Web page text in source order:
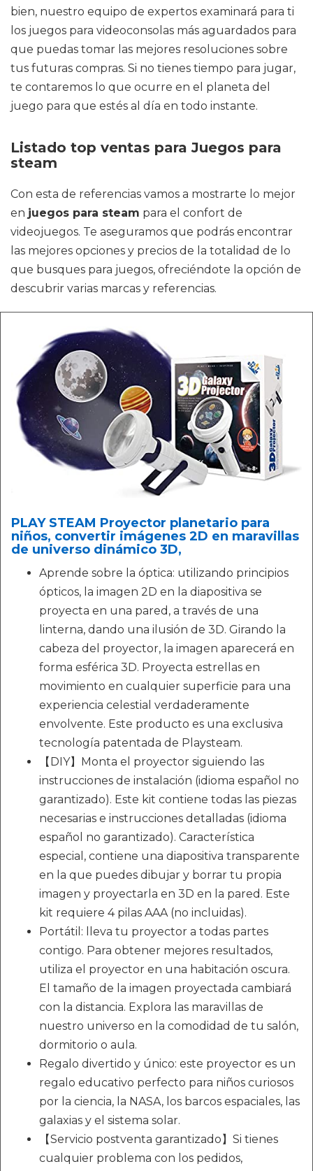
bien, nuestro equipo de expertos examinará para ti
los juegos para videoconsolas más aguardados para
que puedas tomar las mejores resoluciones sobre
tus futuras compras. Si no tienes tiempo para jugar,
te contaremos lo que ocurre en el planeta del
juego para que estés al día en todo instante.
Listado top ventas para Juegos para
steam
Con esta de referencias vamos a mostrarte lo mejor
en juegos para steam para el confort de
videojuegos. Te aseguramos que podrás encontrar
las mejores opciones y precios de la totalidad de lo
que busques para juegos, ofreciéndote la opción de
descubrir varias marcas y referencias.
PLAY STEAM Proyector planetario para
niños, convertir imágenes 2D en maravillas
de universo dinámico 3D,
Aprende sobre la óptica: utilizando principios
ópticos, la imagen 2D en la diapositiva se
proyecta en una pared, a través de una
linterna, dando una ilusión de 3D. Girando la
cabeza del proyector, la imagen aparecerá en
forma esférica 3D. Proyecta estrellas en
movimiento en cualquier superficie para una
experiencia celestial verdaderamente
envolvente. Este producto es una exclusiva
tecnología patentada de Playsteam.
【DIY】Monta el proyector siguiendo las
instrucciones de instalación (idioma español no
garantizado). Este kit contiene todas las piezas
necesarias e instrucciones detalladas (idioma
español no garantizado). Característica
especial, contiene una diapositiva transparente
en la que puedes dibujar y borrar tu propia
imagen y proyectarla en 3D en la pared. Este
kit requiere 4 pilas AAA (no incluidas).
Portátil: lleva tu proyector a todas partes
contigo. Para obtener mejores resultados,
utiliza el proyector en una habitación oscura.
El tamaño de la imagen proyectada cambiará
con la distancia. Explora las maravillas de
nuestro universo en la comodidad de tu salón,
dormitorio o aula.
Regalo divertido y único: este proyector es un
regalo educativo perfecto para niños curiosos
por la ciencia, la NASA, los barcos espaciales, las
galaxias y el sistema solar.
【Servicio postventa garantizado】Si tienes
cualquier problema con los pedidos,